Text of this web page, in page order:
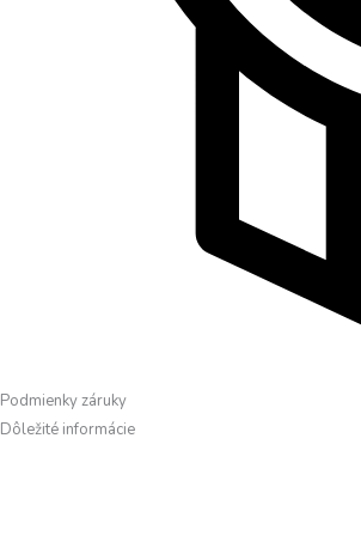
Podmienky záruky
Dôležité informácie